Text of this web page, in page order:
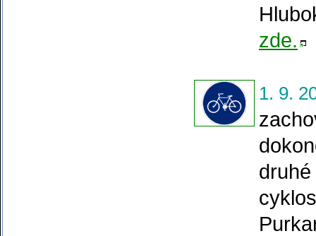
zde.
1. 9.